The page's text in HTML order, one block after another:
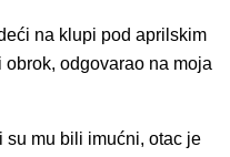
na klupi pod aprilskim
odgovarao na moja
su mu bili imućni, otac je